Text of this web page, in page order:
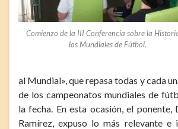
Comienzo de la III Conferencia sobre la
los Mundiales de Fútbol.
al Mundial», que repasa todas y cada
de los campeonatos mundiales de
la fecha. En esta ocasión, el
Ramírez, expuso lo más relevante e